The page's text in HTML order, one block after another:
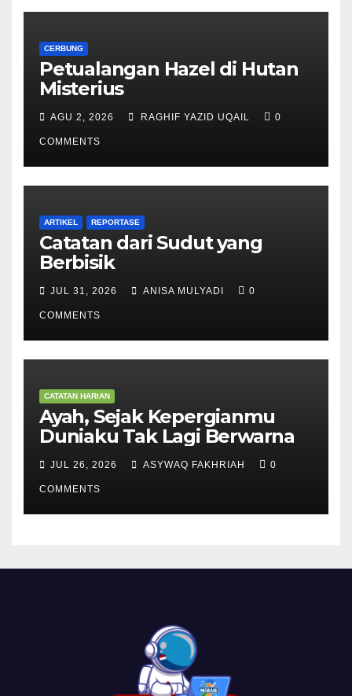
CERBUNG
Petualangan Hazel di Hutan
Misterius
AGU 2, 2026 RAGHIF YAZID UQAIL 0
COMMENTS
ARTIKEL REPORTASE
Catatan dari Sudut yang
Berbisik
JUL 31, 2026 ANISA MULYADI 0
COMMENTS
CATATAN HARIAN
Ayah, Sejak Kepergianmu
Duniaku Tak Lagi Berwarna
JUL 26, 2026 ASYWAQ FAKHRIAH 0
COMMENTS